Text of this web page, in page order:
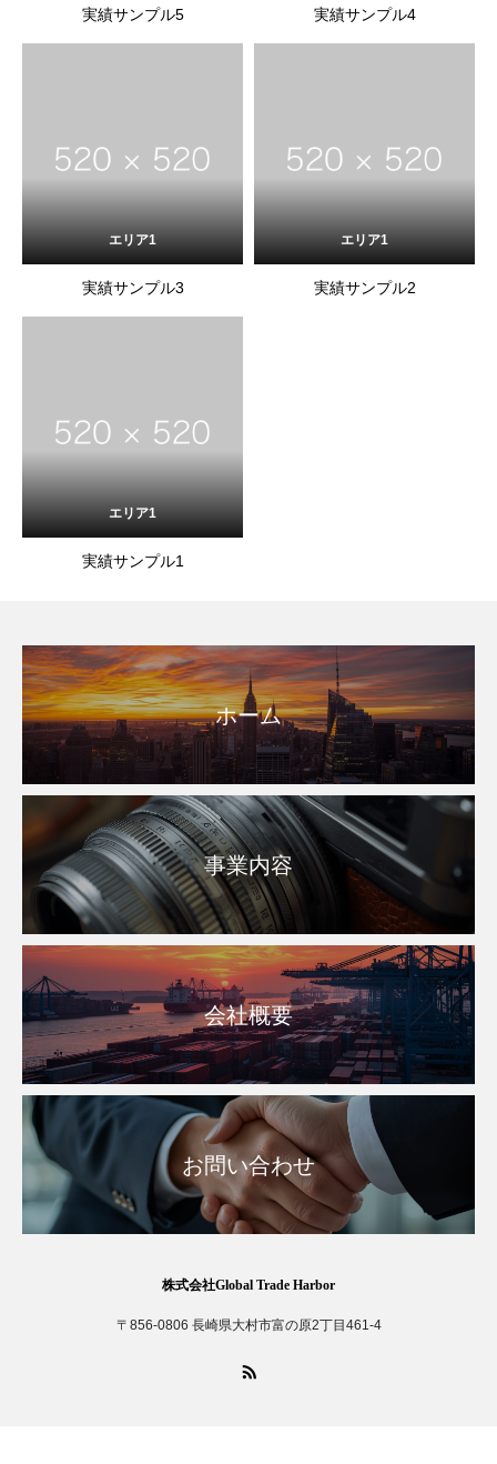
実績サンプル5 実績サンプル4
エリア1
実績サンプル3
エリア1
実績サンプル2
エリア1
実績サンプル1
ホーム
事業内容
会社概要
お問い合わせ
株式会社Global Trade Harbor
〒856-0806 長崎県大村市富の原2丁目461-4